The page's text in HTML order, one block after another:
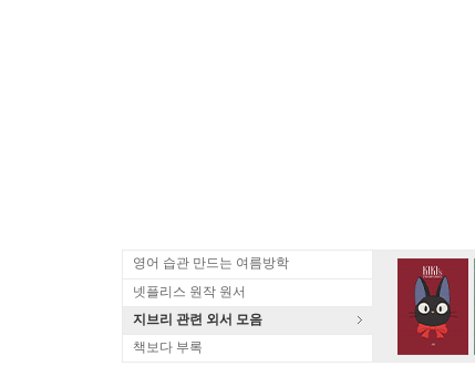
영어 습관 만드는 여름방학
넷플리스 원작 원서
지브리 관련 외서 모음
책보다 부록